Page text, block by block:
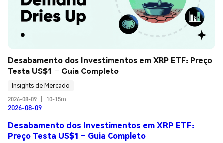
Desabamento dos Investimentos em XRP ETF: Preço
Testa US$1 – Guia Completo
Insights de Mercado
2026-08-09
10-15m
2026-08-09
Desabamento dos Investimentos em XRP ETF:
Preço Testa US$1 – Guia Completo